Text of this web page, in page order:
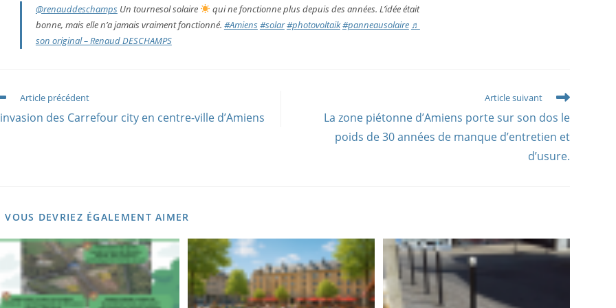
@renauddeschampsUn tournesol solaire
qui ne fonctionne plus depuis des années. L’idée était
bonne, mais elle n’a jamais vraiment fonctionné. #Amiens#solar#photovoltaik#panneausolaire ♬
son original – Renaud DESCHAMPS
Article précédent
des Carrefour city en centre-ville d’Amiens
Article suivant
La zone piétonne d’Amiens porte sur son dos le
poids de 30 années de manque d’entretien et
d’usure.
VOUS DEVRIEZ ÉGALEMENT AIMER